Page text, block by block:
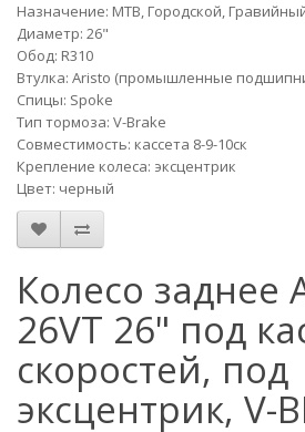
Назначение: MTB, Городской,
Диаметр: 26"
Обод: R310
Втулка: Aristo (промышленные
Спицы: Spoke
Тип тормоза: V-Brake
Совместимость: кассета 8-9-10ск
Крепление колеса: эксцентрик
Цвет: черный
Колесо заднее
26VT 26" под
скоростей, под
эксцентрик, V-